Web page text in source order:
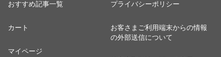
おすすめ記事一覧
カート
マイページ
プライバシーポリシー
お客さまご利用端末からの情報
の外部送信について